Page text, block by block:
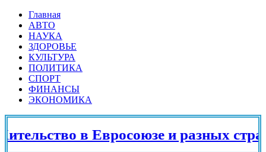
Главная
АВТО
НАУКА
ЗДОРОВЬЕ
КУЛЬТУРА
ПОЛИТИКА
СПОРТ
ФИНАНСЫ
ЭКОНОМИКА
в Евросоюзе и разных странах